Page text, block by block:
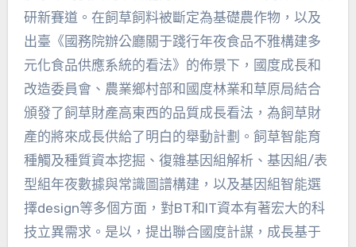
研新賽道。在飼草飼料被斷定為基礎農作物，以及
出臺《國務院辦公廳關于踐行年夜食品不雅構建多
元化食品供應系統的看法》的佈景下，國度成長和
改造委員會、農業鄉村部和國度林業和草原局結合
頒發了飼草財產高東西的品質成長看法，為飼草財
產的將來成長供給了明白的舉動計劃。飼草智能育
種觸及種質資本挖掘、復雜基因組解析、基因組/表
型組年夜數據與常識圖譜構建，以及基因組智能選
擇design等多個方面，對BT和IT資本有著宏大的科
技立異需求。是以，提出聯合國度計謀，成長基于